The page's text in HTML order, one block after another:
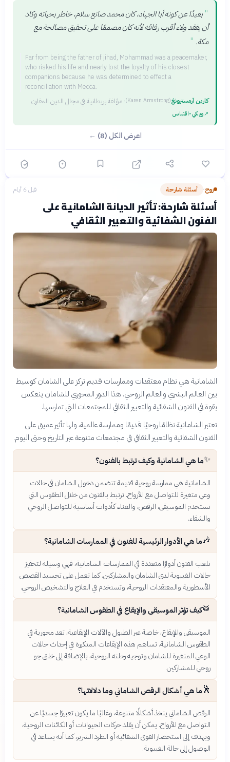
" بعيدًا عن كونه أبا الجهاد، كان محمد صانع سلام، خاطر بحياته وكاد
أن يفقد ولاء أقرب رفاقه لأنه كان مصممًا على تحقيق مصالحة مع
مكة. "
Far from being the father of jihad, Mohammad was a peacemaker,
who risked his life and nearly lost the loyalty of his closest
companions because he was determined to effect a
reconciliation with Mecca.
كارين آرمسترونغ
(Karen Armstrong)
· مؤلفة بريطانية في مجال الدين المقارن
↗ويكي‑اقتباس
اعرض الكل (8) ←
روح› أسئلة شارحة قبل 6 أيام
أسئلة شارحة: تأثير الديانة الشامانية على
الفنون الشفائية والتعبير الثقافي
الشامانية هي نظام معتقدات وممارسات قديم تركز على الشامان كوسيط
بين العالم البشري والعالم الروحي. هذا الدور المحوري للشامان ينعكس
بقوة في الفنون الشفائية والتعبير الثقافي للمجتمعات التي تمارسها.
تعتبر الشامانية نظامًا روحيًا قديمًا وممارسة عالمية، ولها تأثير عميق على
الفنون الشفائية والتعبير الثقافي في مجتمعات متنوعة عبر التاريخ وحتى اليوم.
✨ما هي الشامانية وكيف ترتبط بالفنون؟
الشامانية هي ممارسة روحية قديمة تتضمن دخول الشامان في حالات
وعي متغيرة للتواصل مع الأرواح. ترتبط بالفنون من خلال الطقوس التي
تستخدم الموسيقى، الرقص، والغناء كأدوات أساسية للتواصل الروحي
والشفاء.
🎶ما هي الأدوار الرئيسية للفنون في الممارسات الشامانية؟
تلعب الفنون أدوارًا متعددة في الممارسات الشامانية، فهي وسيلة لتحفيز
حالات الغيبوبة لدى الشامان والمشاركين. كما تعمل على تجسيد القصص
الأسطورية والمعتقدات الروحية، وتستخدم في العلاج والتشخيص الروحي.
🥁كيف تؤثر الموسيقى والإيقاع في الطقوس الشامانية؟
الموسيقى والإيقاع، خاصة عبر الطبول والآلات الإيقاعية، تعد محورية في
الطقوس الشامانية. تساهم هذه الإيقاعات المتكررة في إحداث حالات
الوعي المتغيرة للشامان وتوجيه رحلته الروحية، بالإضافة إلى خلق جو
روحي للمشاركين.
🕺ما هي أشكال الرقص الشاماني وما دلالاتها؟
الرقص الشاماني يتخذ أشكالًا متنوعة، وغالبًا ما يكون تعبيرًا جسديًا عن
التواصل مع الأرواح. يمكن أن يقلد حركات الحيوانات أو الكائنات الروحية،
ويهدف إلى استحضار القوى الشفائية أو الطرد الشرير، كما أنه يساعد في
الوصول إلى حالة الغيبوبة.